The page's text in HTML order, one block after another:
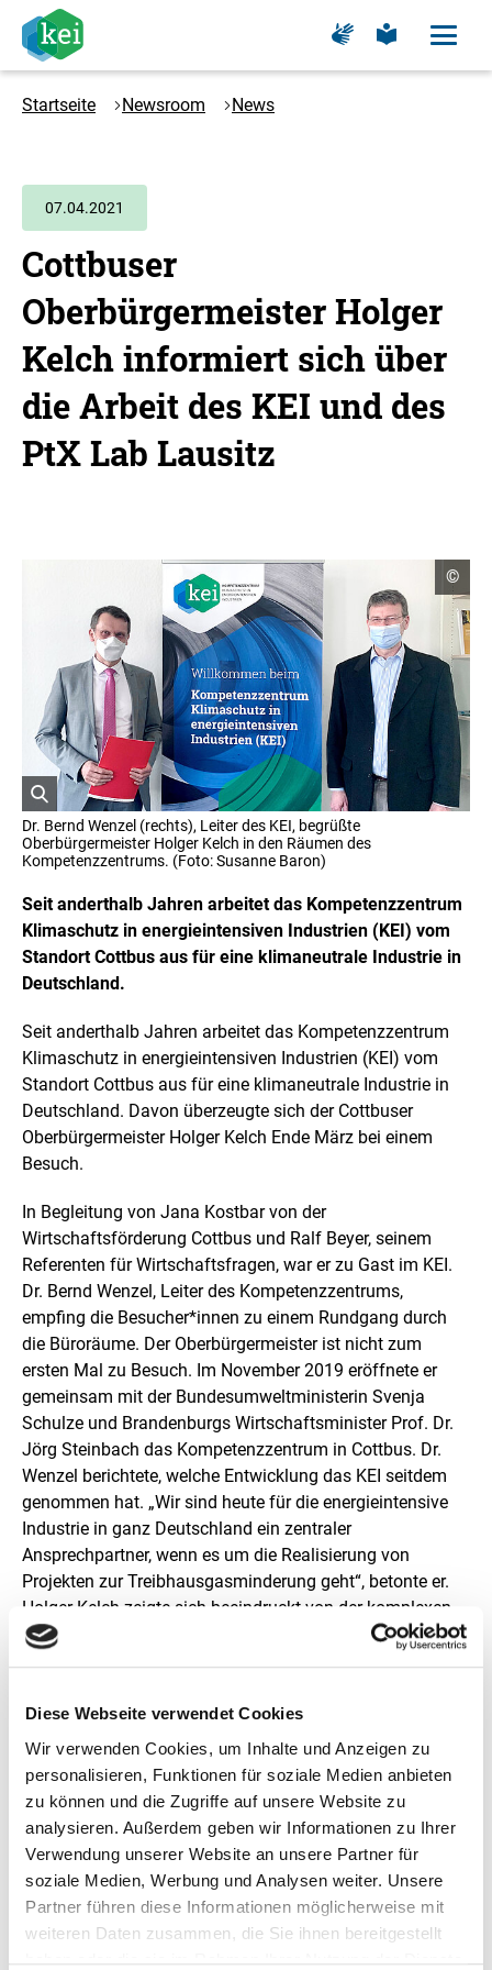
Diese Webseite verwendet Cookies
Wir verwenden Cookies, um Inhalte und Anzeigen zu
personalisieren, Funktionen für soziale Medien anbieten
zu können und die Zugriffe auf unsere Website zu
analysieren. Außerdem geben wir Informationen zu Ihrer
Verwendung unserer Website an unsere Partner für
soziale Medien, Werbung und Analysen weiter. Unsere
Partner führen diese Informationen möglicherweise mit
weiteren Daten zusammen, die Sie ihnen bereitgestellt
Hauptinhalt
springen
Logo
Kompetenzzentrum
Industrien
-
Zur
Startseite
Zur
Seite
Gebärdensprache
Zur
Seite
leichte
Menü
Startseite Newsroom News
07.04.2021
Cottbuser
Oberbürgermeister Holger
Kelch informiert sich über
die Arbeit des KEI und des
PtX Lab Lausitz
ö
f
f
e
t
B
i
l
i
n
e
i
n
e
r
v
r
g
r
ö
ß
e
r
t
n
D
a
r
s
t
e
l
l
u
n
g
C
o
p
y
i
g
h
f
o
r
n
e
n
ö
e
©
Dr. Bernd Wenzel (rechts), Leiter des KEI, begrüßte
Oberbürgermeister Holger Kelch in den Räumen des
Kompetenzzentrums. (Foto: Susanne Baron)
Seit anderthalb Jahren arbeitet das Kompetenzzentrum
Klimaschutz in energieintensiven Industrien (KEI) vom
Standort Cottbus aus für eine klimaneutrale Industrie in
Deutschland.
Seit anderthalb Jahren arbeitet das Kompetenzzentrum
Klimaschutz in energieintensiven Industrien (KEI) vom
Standort Cottbus aus für eine klimaneutrale Industrie in
Deutschland. Davon überzeugte sich der Cottbuser
Oberbürgermeister Holger Kelch Ende März bei einem
Besuch.
In Begleitung von Jana Kostbar von der
Wirtschaftsförderung Cottbus und Ralf Beyer, seinem
Referenten für Wirtschaftsfragen, war er zu Gast im KEI.
Dr. Bernd Wenzel, Leiter des Kompetenzzentrums,
empfing die Besucher*innen zu einem Rundgang durch
die Büroräume. Der Oberbürgermeister ist nicht zum
ersten Mal zu Besuch. Im November 2019 eröffnete er
gemeinsam mit der Bundesumweltministerin Svenja
Schulze und Brandenburgs Wirtschaftsminister Prof. Dr.
Jörg Steinbach das Kompetenzzentrum in Cottbus. Dr.
Wenzel berichtete, welche Entwicklung das KEI seitdem
genommen hat. „Wir sind heute für die energieintensive
Industrie in ganz Deutschland ein zentraler
Ansprechpartner, wenn es um die Realisierung von
Projekten zur Treibhausgasminderung geht“, betonte er.
Holger Kelch zeigte sich beeindruckt von der komplexen
und anspruchsvollen Arbeit, die die hier tätigen Fachleute
Auftrag des Bundesumweltministeriums ein weiteres
Kompetenzzentrum in Cottbus: das „PtX Lab Lausitz –
Praxislabor für Kraft- und Grundstoffe aus grünem
Wasserstoff“. Harry Lehmann, Leiter des PtX Lab Lausitz,
nahm per Videokonferenz an der Gesprächsrunde teil und
gab einen Ausblick auf die anstehenden Aufgaben. „In
den kommenden Monaten wird es vor allem darum gehen,
Fachkräfte für das neue Kompetenzzentrum zu